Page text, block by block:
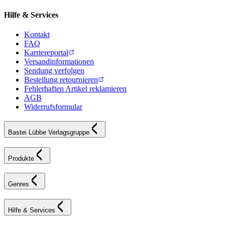
Hilfe & Services
Kontakt
FAQ
Karriereportal
Versandinformationen
Sendung verfolgen
Bestellung retournieren
Fehlerhaften Artikel reklamieren
AGB
Widerrufsformular
Bastei Lübbe Verlagsgruppe
Produkte
Genres
Hilfe & Services